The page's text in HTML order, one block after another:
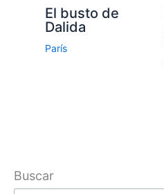
El busto de
Dalida
París
Buscar